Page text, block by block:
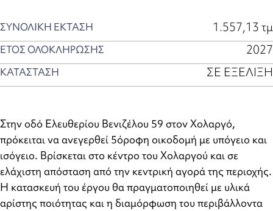
ΣΥΝΟΛΙΚΗ ΕΚΤΑΣΗ 1.557,13 τμ
ΕΤΟΣ ΟΛΟΚΛΗΡΩΣΗΣ 2027
ΚΑΤΑΣΤΑΣΗ ΣΕ ΕΞΕΛΙΞΗ
Στην οδό Ελευθερίου Βενιζέλου 59 στον Χολαργό,
πρόκειται να ανεγερθεί 5όροφη οικοδομή με υπόγειο και
ισόγειο. Βρίσκεται στο κέντρο του Χολαργού και σε
ελάχιστη απόσταση από την κεντρική αγορά της περιοχής.
Η κατασκευή του έργου θα πραγματοποιηθεί με υλικά
αρίστης ποιότητας και η διαμόρφωση του περιβάλλοντα